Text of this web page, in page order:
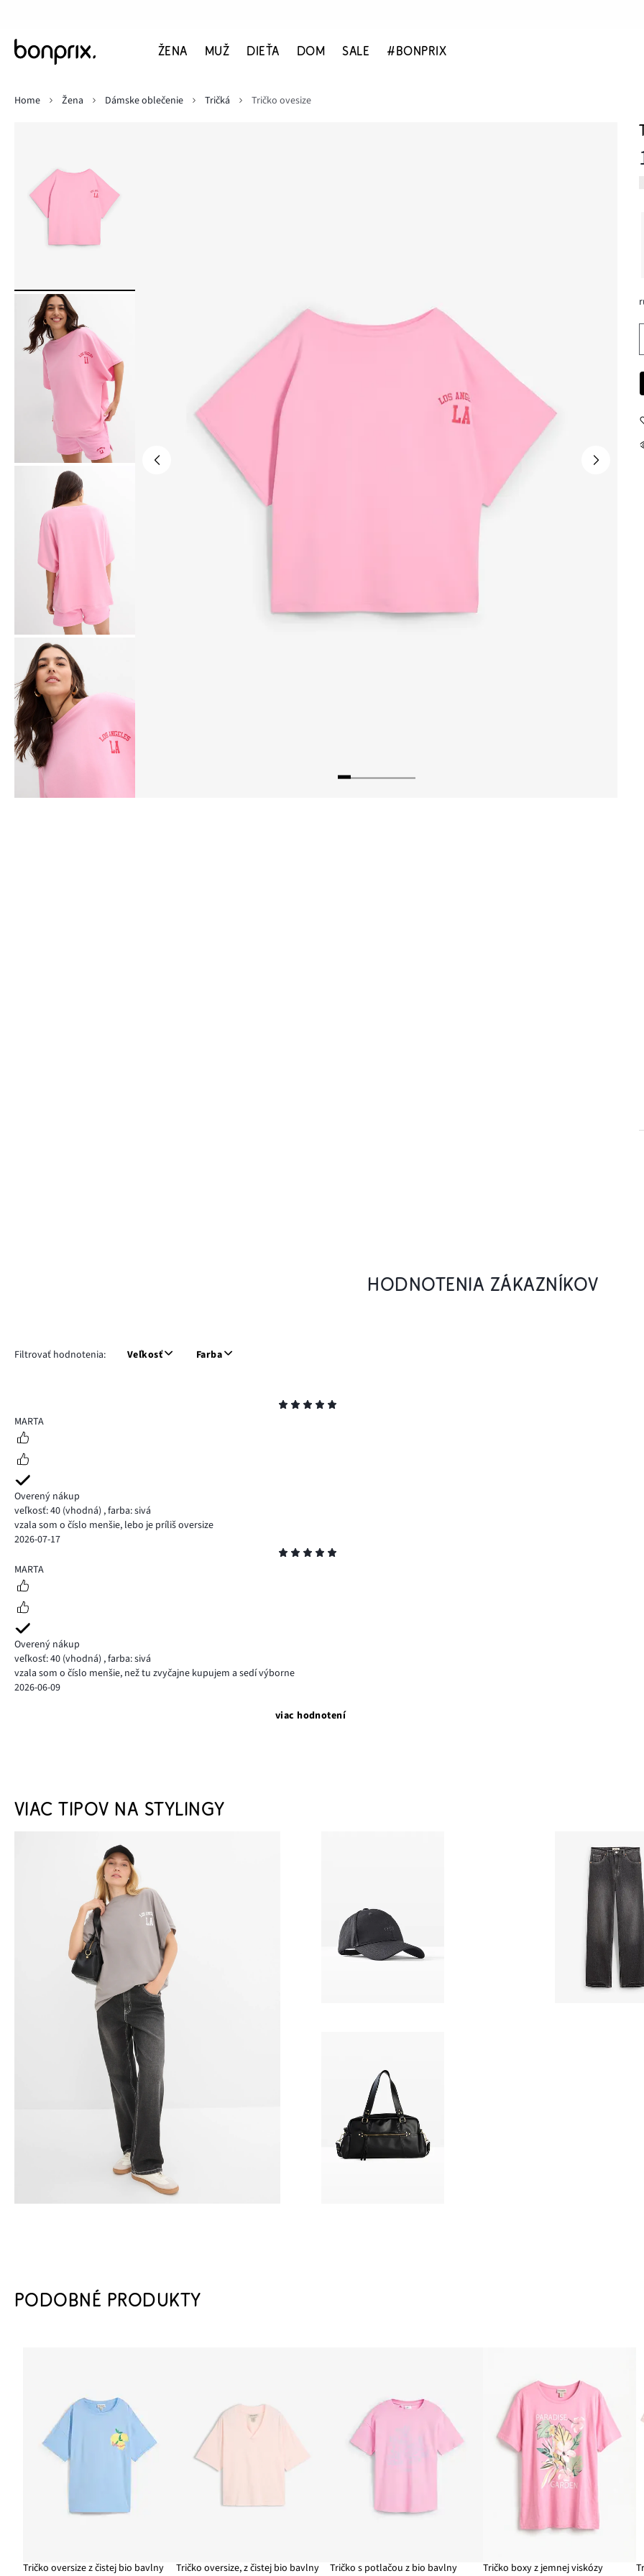
ŽENA MUŽ DIEŤA DOM SALE #BONPRIX
Home
Žena Dámske oblečenie Tričká Tričko ovesize
HODNOTENIA ZÁKAZNÍKOV
Filtrovať hodnotenia: Veľkosť Farba
5
MARTA
Overený nákup
veľkosť: 40 (vhodná) ,farba: sivá
vzala som o číslo menšie, lebo je príliš oversize
2026-07-17
5
MARTA
Overený nákup
veľkosť: 40 (vhodná) ,farba: sivá
vzala som o číslo menšie, než tu zvyčajne kupujem a sedí výborne
2026-06-09
viac hodnotení
VIAC TIPOV NA STYLINGY
PODOBNÉ PRODUKTY
Tričko oversize z čistej bio bavlny Tričko oversize, z čistej bio bavlny Tričko s potlačou z bio bavlny Tričko boxy z jemnej viskózy